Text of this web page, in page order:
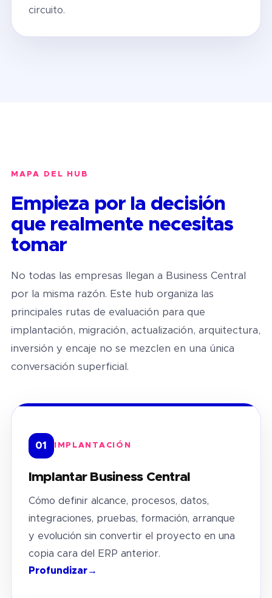
circuito.
MAPA DEL HUB
Empieza por la decisión
que realmente necesitas
tomar
No todas las empresas llegan a Business Central
por la misma razón. Este hub organiza las
principales rutas de evaluación para que
implantación, migración, actualización, arquitectura,
inversión y encaje no se mezclen en una única
conversación superficial.
01 IMPLANTACIÓN
Implantar Business Central
Cómo definir alcance, procesos, datos,
integraciones, pruebas, formación, arranque
y evolución sin convertir el proyecto en una
copia cara del ERP anterior.
Profundizar→